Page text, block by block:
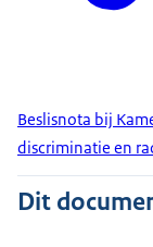
Beslisnota bij
discriminatie en
Dit